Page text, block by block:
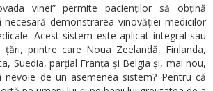
vinei” permite pacienților să obțină
demonstrarea vinovăției medicilor
Acest sistem este aplicat integral sau
printre care Noua Zeelandă, Finlanda,
Suedia, parțial Franța și Belgia și, mai nou,
de un asemenea sistem? Pentru că